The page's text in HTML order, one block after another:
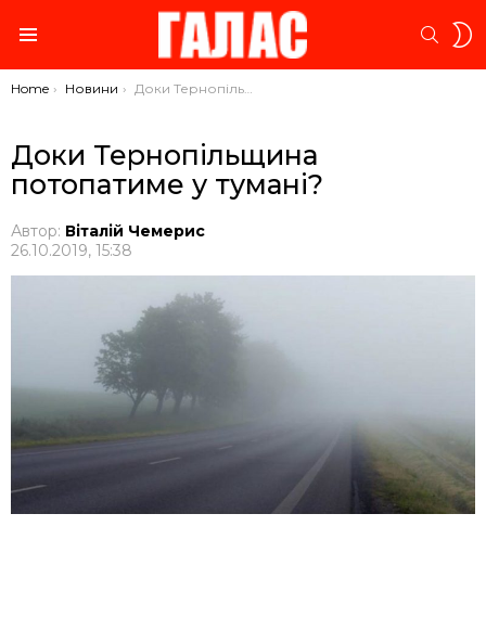
You are here:
Home Новини Доки Тернопільщина потопатиме у тумані?
Доки Тернопільщина
потопатиме у тумані?
Автор: Віталій Чемерис
26.10.2019, 15:38